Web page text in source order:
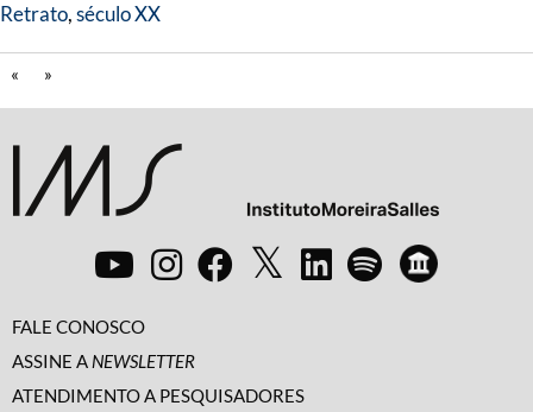
Retrato,século XX
« »
FALE CONOSCO
ASSINE A NEWSLETTER
ATENDIMENTO A PESQUISADORES